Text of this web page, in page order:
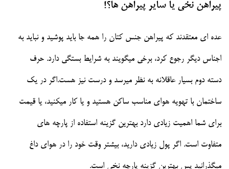
پیراهن نخی یا سایر پیراهن ها؟!
عده ای معتقدند که پیراهن جنس کتان را همه جا باید پوشید و نباید به
اجناس دیگر رجوع کرد، برخی میگویند به شرایط بستگی دارد. حرف
دسته دوم بسیار عاقلانه به نظر میرسد و درست نیز هست.اگر در یک
ساختمان با تهویه هوای مناسب ساکن هستید و یا کار میکنید، یا قیمت
برای شما اهمیت زیادی دارد بهترین گزینه استفاده از پارچه های
متفاوت است. اگر پول زیادی دارید، بیشتر وقت خود را در هوای داغ
میگذرانید پس بهترین گزینه پارچه نخی است.